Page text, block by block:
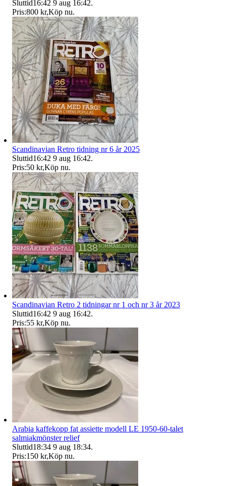
Sluttid16:42 9 aug 16:42.
Pris:800 kr,Köp nu.
Scandinavian Retro tidning nr 6 år 2025
Sluttid16:42 9 aug 16:42.
Pris:50 kr,Köp nu.
Scandinavian Retro 2 tidningar nr 1 och nr 3 år 2023
Sluttid16:42 9 aug 16:42.
Pris:55 kr,Köp nu.
Arabia kaffekopp fat assiette modell LE 1950-60-talet
salmiakmönster relief
Sluttid18:34 9 aug 18:34.
Pris:150 kr,Köp nu.